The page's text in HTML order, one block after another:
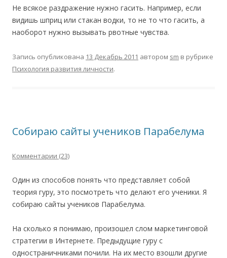
Не всякое раздражение нужно гасить. Например, если
видишь шприц или стакан водки, то не то что гасить, а
наоборот нужно вызывать рвотные чувства.
Запись опубликована 13 Декабрь 2011 автором sm в рубрике
Психология развития личности.
Собираю сайты учеников Парабелума
Комментарии (23)
Один из способов понять что представляет собой
теория гуру, это посмотреть что делают его ученики. Я
собираю сайты учеников Парабелума.
На сколько я понимаю, произошел слом маркетинговой
стратегии в Интернете. Предыдущие гуру с
одностраничниками почили. На их место взошли другие